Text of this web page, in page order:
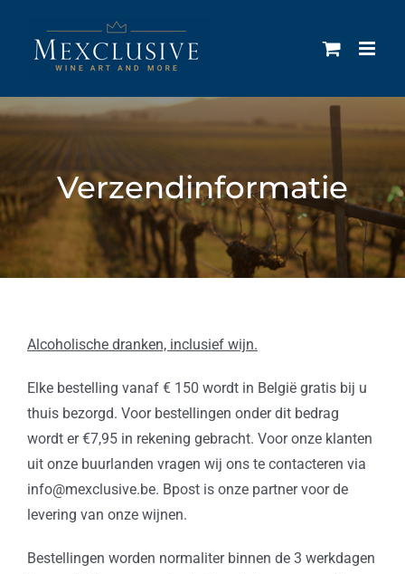
inhoud
Verzendinformatie
Alcoholische dranken, inclusief wijn.
Elke bestelling vanaf € 150 wordt in België gratis bij u
thuis bezorgd. Voor bestellingen onder dit bedrag
wordt er €7,95 in rekening gebracht. Voor onze klanten
uit onze buurlanden vragen wij ons te contacteren via
info@mexclusive.be. Bpost is onze partner voor de
levering van onze wijnen.
Bestellingen worden normaliter binnen de 3 werkdagen